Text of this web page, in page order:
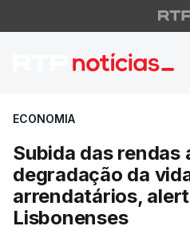
Subida
ECONOMIA
Subida das rendas
degradação da
arrendatários,
Lisbonenses